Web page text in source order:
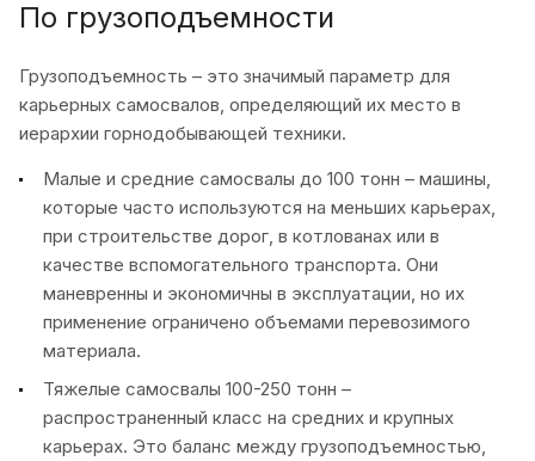
По грузоподъемности
Грузоподъемность – это значимый параметр для
карьерных самосвалов, определяющий их место в
иерархии горнодобывающей техники.
Малые и средние самосвалы до 100 тонн – машины,
которые часто используются на меньших карьерах,
при строительстве дорог, в котлованах или в
качестве вспомогательного транспорта. Они
маневренны и экономичны в эксплуатации, но их
применение ограничено объемами перевозимого
материала.
Тяжелые самосвалы 100-250 тонн –
распространенный класс на средних и крупных
карьерах. Это баланс между грузоподъемностью,